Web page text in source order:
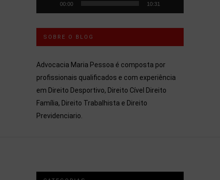
00:00 10:31
SOBRE O BLOG
Advocacia Maria Pessoa é composta por
profissionais qualificados e com experiência
em Direito Desportivo, Direito Cível Direito
Família, Direito Trabalhista e Direito
Previdenciario.